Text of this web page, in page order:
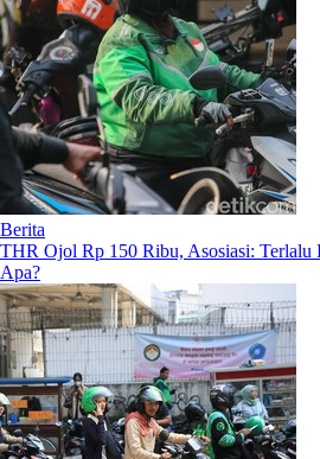
Berita
THR Ojol Rp 150 Ribu, Asosiasi: Terlalu
Apa?